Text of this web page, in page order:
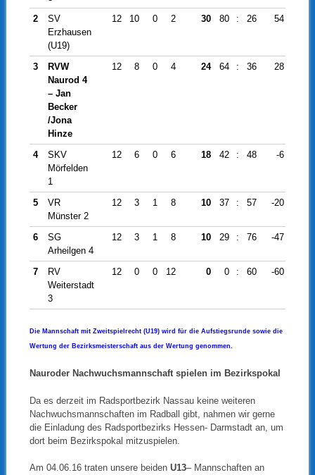
2
SV
Erzhausen
(U19)
12 10 0 2 30 80 : 26 54
3
RVW
Naurod 4
– Jan
Becker
/Jona
Hinze
12 8 0 4 24 64 : 36 28
4
SKV
Mörfelden
1
12 6 0 6 18 42 : 48 -6
5
VR
Münster 2
12 3 1 8 10 37 : 57 -20
6
SG
Arheilgen 4
12 3 1 8 10 29 : 76 -47
7
RV
Weiterstadt
3
12 0 0 12 0 0 : 60 -60
Die Mannschaft mit Zweitspielrecht (U19) wird für die Aufstiegsrunde sowie die
Wertung der Bezirksmeisterschaft aus der Wertung genommen.
Nauroder Nachwuchsmannschaft spielen im Bezirkspokal
Da es derzeit im Radsportbezirk Nassau keine weiteren
Nachwuchsmannschaften im Radball gibt, nahmen wir gerne
die Einladung des Radsportbezirks Hessen- Darmstadt an, um
dort beim Bezirkspokal mitzuspielen.
Am 04.06.16 traten unsere beiden U13– Mannschaften an